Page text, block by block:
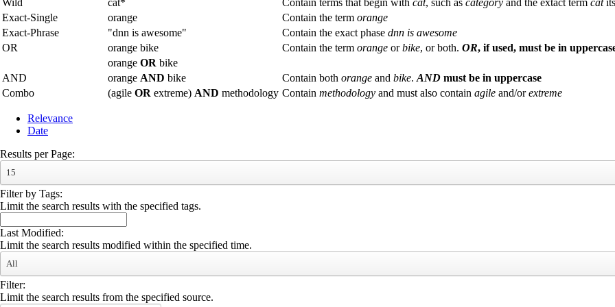
Wild
cat* Contain terms that begin with cat, such as category and the extact term cat
Exact-Single
orange Contain the term orange
Exact-Phrase
"dnn is awesome" Contain the exact phase dnn is awesome
OR
orange bike Contain the term orange orbike, or both. OR, if used, must be in
orange OR bike
AND
orange AND bike Contain both orange and bike. AND must be in uppercase
Combo
(agile OR extreme) AND methodology Contain methodology and must also contain agile and/orextreme
Relevance
Date
Results per Page:
15
Filter by Tags:
Limit the search results with the specified tags.
Last Modified:
Limit the search results modified within the specified time.
All
Filter:
Limit the search results from the specified source.